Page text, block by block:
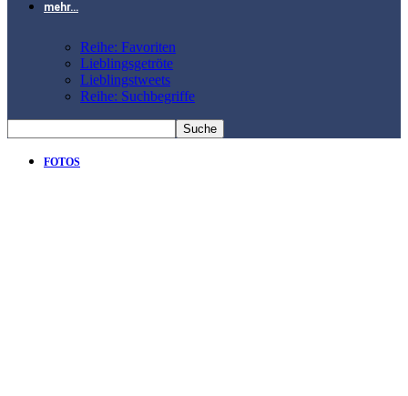
mehr…
Reihe: Favoriten
Lieblingsgetröte
Lieblingstweets
Reihe: Suchbegriffe
FOTOS